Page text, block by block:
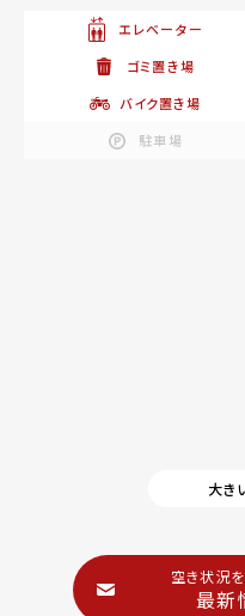
エレベーター
ゴミ置き場
バイク置き場
駐車場
大き
空き状況
最新